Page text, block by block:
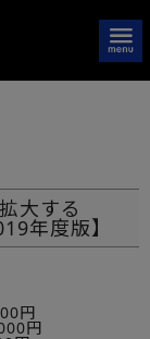
大する
年度版】
円